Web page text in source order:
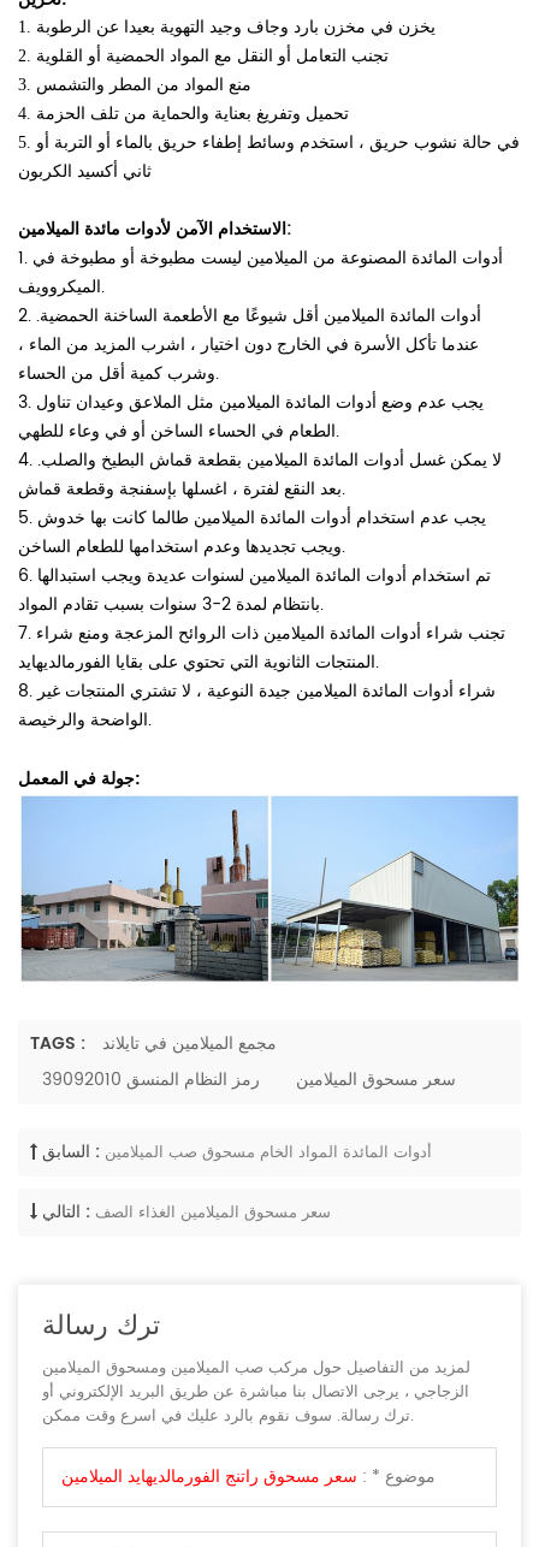
1. يخزن في مخزن بارد وجاف وجيد التهوية بعيدا عن الرطوبة
2. تجنب التعامل أو النقل مع المواد الحمضية أو القلوية
3. منع المواد من المطر والتشمس
4. تحميل وتفريغ بعناية والحماية من تلف الحزمة
5. في حالة نشوب حريق ، استخدم وسائط إطفاء حريق بالماء أو التربة أو
ثاني أكسيد الكربون
الاستخدام الآمن لأدوات مائدة الميلامين:
1. أدوات المائدة المصنوعة من الميلامين ليست مطبوخة أو مطبوخة في
الميكروويف.
2. أدوات المائدة الميلامين أقل شيوعًا مع الأطعمة الساخنة الحمضية.
عندما تأكل الأسرة في الخارج دون اختيار ، اشرب المزيد من الماء ،
وشرب كمية أقل من الحساء.
3. يجب عدم وضع أدوات المائدة الميلامين مثل الملاعق وعيدان تناول
الطعام في الحساء الساخن أو في وعاء للطهي.
4. لا يمكن غسل أدوات المائدة الميلامين بقطعة قماش البطيخ والصلب.
بعد النقع لفترة ، اغسلها بإسفنجة وقطعة قماش.
5. يجب عدم استخدام أدوات المائدة الميلامين طالما كانت بها خدوش
ويجب تجديدها وعدم استخدامها للطعام الساخن.
6. تم استخدام أدوات المائدة الميلامين لسنوات عديدة ويجب استبدالها
بانتظام لمدة 2-3 سنوات بسبب تقادم المواد.
7. تجنب شراء أدوات المائدة الميلامين ذات الروائح المزعجة ومنع شراء
المنتجات الثانوية التي تحتوي على بقايا الفورمالديهايد.
8. شراء أدوات المائدة الميلامين جيدة النوعية ، لا تشتري المنتجات غير
الواضحة والرخيصة.
جولة في المعمل:
TAGS :
مجمع الميلامين في تايلاند
رمز النظام المنسق 39092010
سعر مسحوق الميلامين
السابق : أدوات المائدة المواد الخام مسحوق صب الميلامين
التالي : سعر مسحوق الميلامين الغذاء الصف
ترك رسالة
لمزيد من التفاصيل حول مركب صب الميلامين ومسحوق الميلامين
الزجاجي ، يرجى الاتصال بنا مباشرة عن طريق البريد الإلكتروني أو
ترك رسالة. سوف نقوم بالرد عليك في اسرع وقت ممكن.
موضوع * : سعر مسحوق راتنج الفورمالديهايد الميلامين